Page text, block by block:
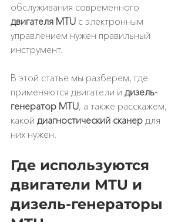
обслуживания современного
двигателя MTU с электронным
управлением нужен правильный
инструмент.
В этой статье мы разберем, где
применяются двигатели и дизель-
генератор MTU, а также расскажем,
какой диагностический сканер для
них нужен.
Где используются
двигатели MTU и
дизель-генераторы